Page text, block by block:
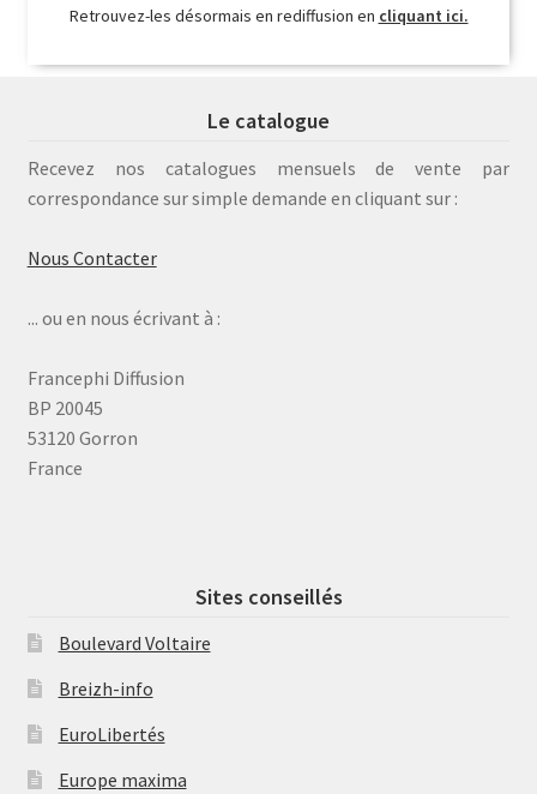
Retrouvez-les désormais en rediffusion en cliquant ici.
Le catalogue
Recevez nos catalogues mensuels de vente par
correspondance sur simple demande en cliquant sur :
Nous Contacter
... ou en nous écrivant à :
Francephi Diffusion
BP 20045
53120 Gorron
France
Sites conseillés
Boulevard Voltaire
Breizh-info
EuroLibertés
Europe maxima